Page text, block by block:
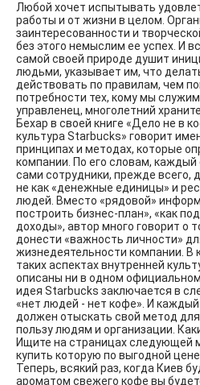
Любой хочет испытывать
работы и от жизни в целом.
заинтересованности и
без этого немыслим ее успех. И
самой своей природе душит
людьми, указывает им, что
действовать по правилам, чем
потребности тех, кому мы
управленец, многолетний
Бехар в своей книге «Дело не в
культура Starbucks» говорит
принципах и методах, которые
компании. По его словам, каждый
сами сотрудники, прежде всего,
не как «денежные единицы» и
людей. Вместо «рядовой»
построить бизнес-план», «как
доходы», автор много говорит о
донести «важность личности»
жизнедеятельности компании. В
таких аспектах внутренней
описаны ни в одном
идея Starbucks заключается в
«нет людей - нет кофе». И
должен отыскать свой метод
пользу людям и организации.
Ищите на страницах следующей
купить которую по выгодной
Теперь, всякий раз, когда Киев
ароматом свежего кофе вы